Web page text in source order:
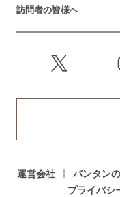
訪問者の皆様へ
運営会社 バンタン
プライバシ